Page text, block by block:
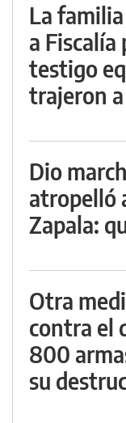
La
a Fiscalía
testigo
trajeron
Dio
atropelló
Zapala:
Otra
contra el
800
su